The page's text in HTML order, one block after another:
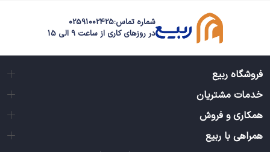
شماره تماس:02591002425
در روزهای کاری از ساعت 9 الی 15
فروشگاه ربیع
خدمات مشتریان
همکاری و فروش
همراهی با ربیع